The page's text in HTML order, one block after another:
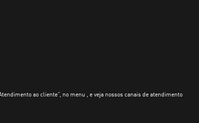
ao cliente”, no menu , e veja nossos canais de atendimento